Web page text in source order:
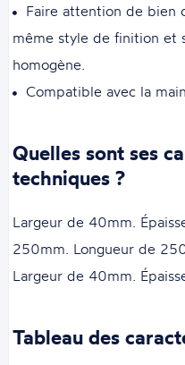
Faire attention de bien
même style de finition et
homogène.
Compatible avec la
Quelles sont ses
techniques ?
Largeur de 40mm.
250mm. Longueur de
Largeur de 40mm.
Tableau des